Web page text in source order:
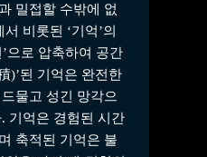
밀접할 수밖에 없
비롯된 ‘기억’의
으로 압축하여 공간
)’된 기억은 완전한
물고 성긴 망각으
기억은 경험된 시간
축적된 기억은 불